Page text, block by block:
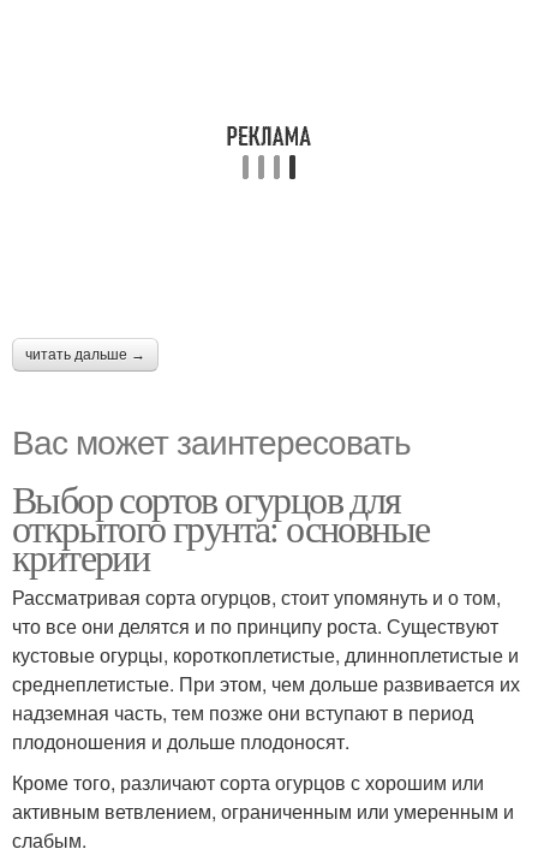
читать дальше →
Вас может заинтересовать
Выбор сортов огурцов для
открытого грунта: основные
критерии
Рассматривая сорта огурцов, стоит упомянуть и о том,
что все они делятся и по принципу роста. Существуют
кустовые огурцы, короткоплетистые, длинноплетистые и
среднеплетистые. При этом, чем дольше развивается их
надземная часть, тем позже они вступают в период
плодоношения и дольше плодоносят.
Кроме того, различают сорта огурцов с хорошим или
активным ветвлением, ограниченным или умеренным и
слабым.